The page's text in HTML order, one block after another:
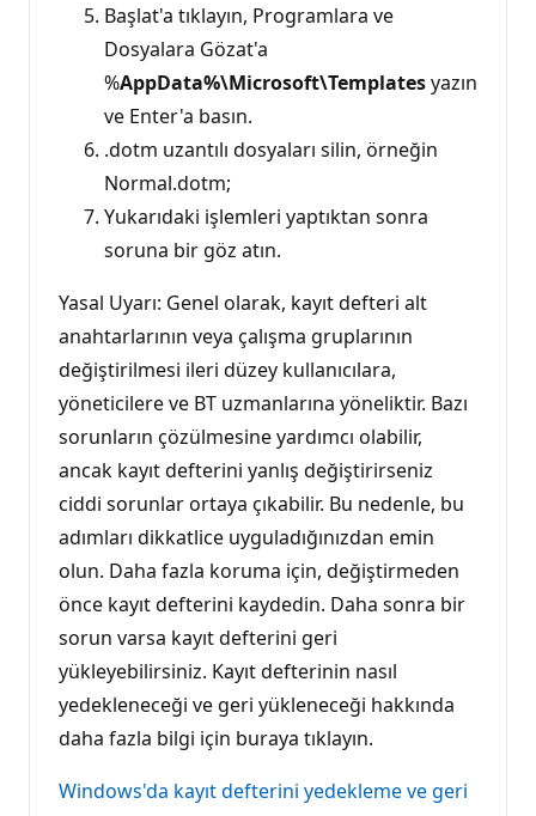
Başlat'a tıklayın, Programlara ve
Dosyalara Gözat'a
%AppData%\Microsoft\Templatesyazın
ve Enter'a basın.
.dotm uzantılı dosyaları silin, örneğin
Normal.dotm;
Yukarıdaki işlemleri yaptıktan sonra
soruna bir göz atın.
Yasal Uyarı: Genel olarak, kayıt defteri alt
anahtarlarının veya çalışma gruplarının
değiştirilmesi ileri düzey kullanıcılara,
yöneticilere ve BT uzmanlarına yöneliktir. Bazı
sorunların çözülmesine yardımcı olabilir,
ancak kayıt defterini yanlış değiştirirseniz
ciddi sorunlar ortaya çıkabilir. Bu nedenle, bu
adımları dikkatlice uyguladığınızdan emin
olun. Daha fazla koruma için, değiştirmeden
önce kayıt defterini kaydedin. Daha sonra bir
sorun varsa kayıt defterini geri
yükleyebilirsiniz. Kayıt defterinin nasıl
yedekleneceği ve geri yükleneceği hakkında
daha fazla bilgi için buraya tıklayın.
Windows'da kayıt defterini yedekleme ve geri